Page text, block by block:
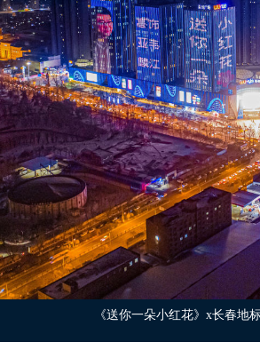
《送你一朵小红花》x长春地